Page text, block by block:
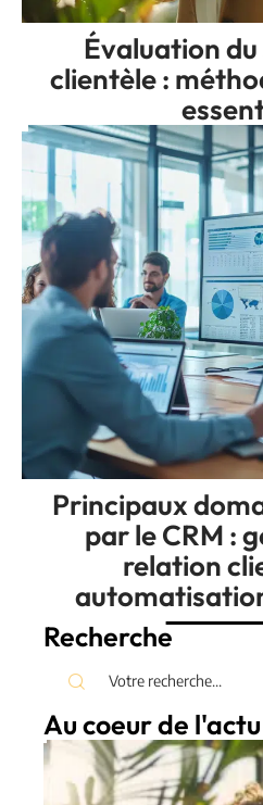
Évaluation
clientèle :
Principaux
par le CRM :
relation
Recherche
Au coeur de l'actu